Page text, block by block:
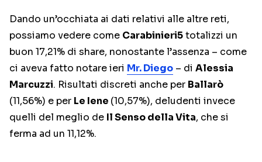
Dando un’occhiata ai dati relativi alle altre reti,
possiamo vedere come Carabinieri5totalizzi un
buon 17,21% di share, nonostante l’assenza – come
ci aveva fatto notare ieri Mr. Diego – di Alessia
Marcuzzi. Risultati discreti anche per Ballarò
(11,56%) e per Le Iene (10,57%), deludenti invece
quelli del meglio de Il Senso della Vita, che si
ferma ad un 11,12%.